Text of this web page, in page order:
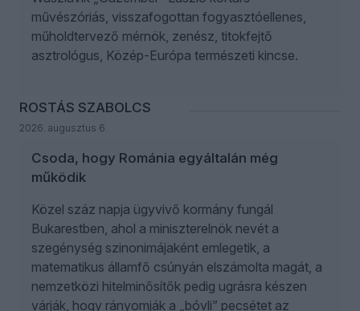
művészóriás, visszafogottan fogyasztóellenes,
műholdtervező mérnök, zenész, titokfejtő
asztrológus, Közép-Európa természeti kincse.
ROSTÁS SZABOLCS
2026. augusztus 6.
Csoda, hogy Románia egyáltalán még
működik
Közel száz napja ügyvivő kormány fungál
Bukarestben, ahol a miniszterelnök nevét a
szegénység szinonimájaként emlegetik, a
matematikus államfő csúnyán elszámolta magát, a
nemzetközi hitelminősítők pedig ugrásra készen
várják, hogy rányomják a „bóvli” pecsétet az